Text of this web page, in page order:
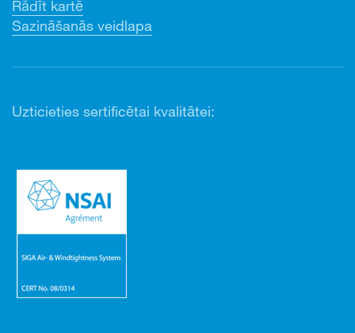
Rādīt kartē
Sazināšanās veidlapa
Uzticieties sertificētai kvalitātei: